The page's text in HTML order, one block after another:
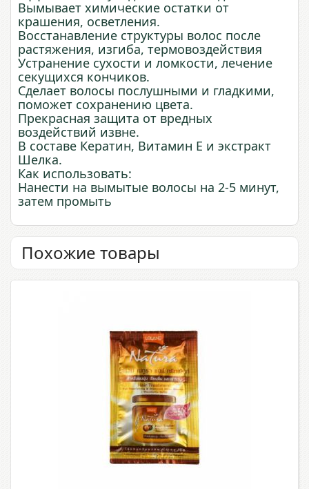
Вымывает химические остатки от
крашения, осветления.
Восстанавление структуры волос после
растяжения, изгиба, термовоздействия
Устранение сухости и ломкости, лечение
секущихся кончиков.
Сделает волосы послушными и гладкими,
поможет сохранению цвета.
Прекрасная защита от вредных
воздействий извне.
В составе Кератин, Витамин Е и экстракт
Шелка.
Как использовать:
Нанести на вымытые волосы на 2-5 минут,
затем промыть
Похожие товары